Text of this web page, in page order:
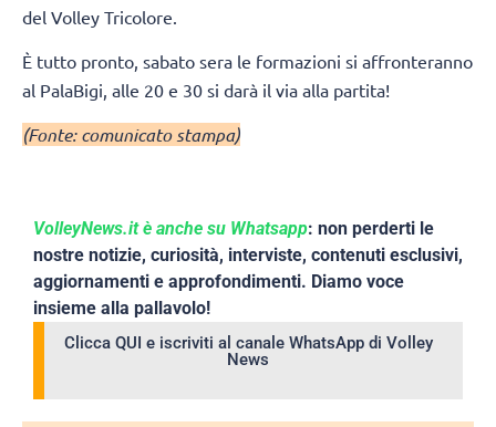
del Volley Tricolore.
È tutto pronto, sabato sera le formazioni si affronteranno
al PalaBigi, alle 20 e 30 si darà il via alla partita!
(Fonte: comunicato stampa)
VolleyNews.it è anche su Whatsapp: non perderti le
nostre notizie, curiosità, interviste, contenuti esclusivi,
aggiornamenti e approfondimenti. Diamo voce
insieme alla pallavolo!
Clicca QUI e iscriviti al canale WhatsApp di Volley
News